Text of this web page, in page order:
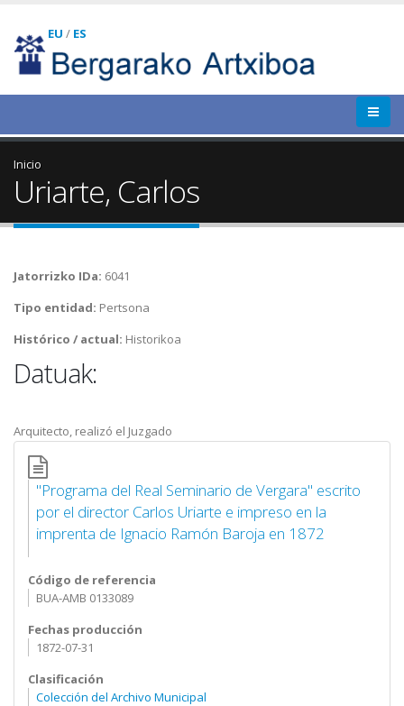
EU / ES
Inicio
Uriarte, Carlos
Jatorrizko IDa: 6041
Tipo entidad: Pertsona
Histórico / actual: Historikoa
Datuak:
Arquitecto, realizó el Juzgado
"Programa del Real Seminario de Vergara" escrito
por el director Carlos Uriarte e impreso en la
imprenta de Ignacio Ramón Baroja en 1872
Código de referencia
BUA-AMB 0133089
Fechas producción
1872-07-31
Clasificación
Colección del Archivo Municipal